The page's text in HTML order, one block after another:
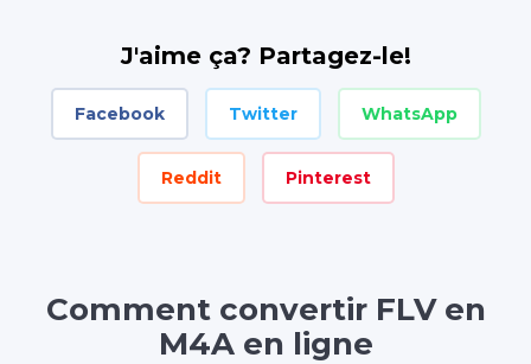
J'aime ça? Partagez-le!
Facebook Twitter WhatsApp
Reddit Pinterest
Comment convertir FLV en
M4A en ligne